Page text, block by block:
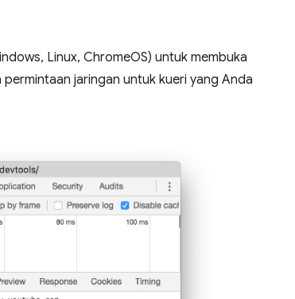
Linux, ChromeOS) untuk membuka
jaringan untuk kueri yang Anda